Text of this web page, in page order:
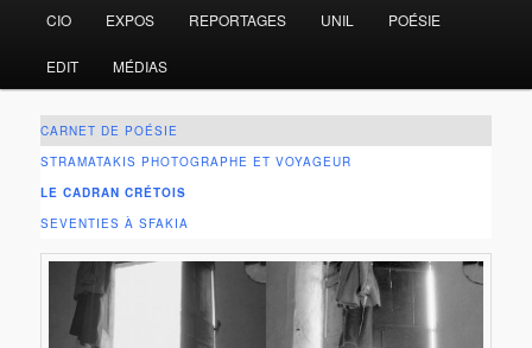
CIO EXPOS REPORTAGES UNIL POÉSIE
EDIT MÉDIAS
CARNET DE POÉSIE
STRAMATAKIS PHOTOGRAPHE ET VOYAGEUR
LE CADRAN CRÉTOIS
SEVENTIES À SFAKIA